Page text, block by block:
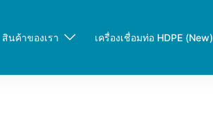
สินค้าของเรา เครื่องเชื่อมท่อ HDPE (New)